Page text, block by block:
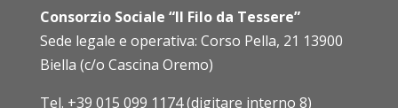
Consorzio Sociale “Il Filo da Tessere”
Sede legale e operativa: Corso Pella, 21 13900
Biella (c/o Cascina Oremo)
Tel. +39 015 099 1174 (digitare interno 8)